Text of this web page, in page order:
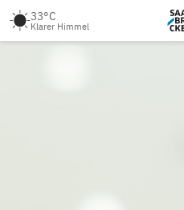
33°C
Klarer Himmel